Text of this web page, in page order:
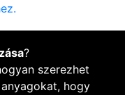
?
szerezhet
hogy